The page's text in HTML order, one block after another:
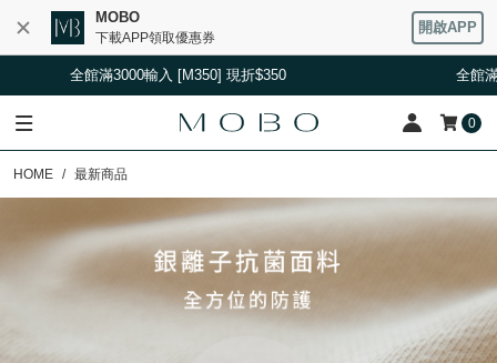
MOBO
下載APP領取優惠券
開啟APP
輸入 [M350] 現折$350 全館滿3000輸入 [M350] 現
0
HOME 最新商品